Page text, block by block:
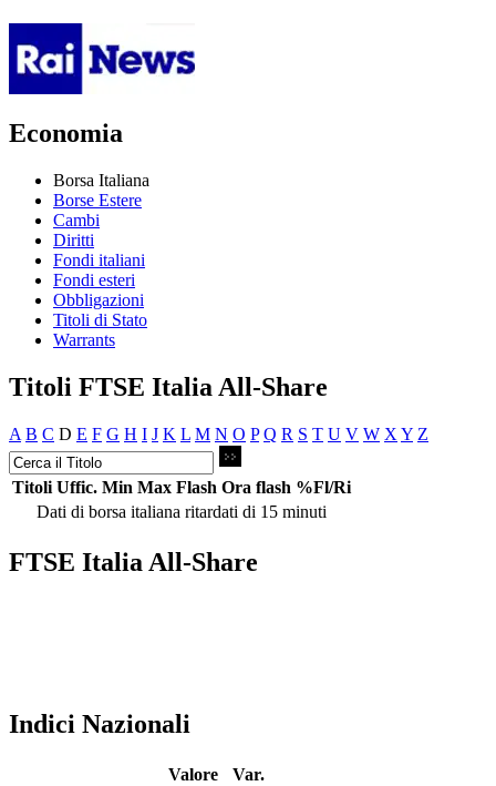
Economia
Borsa Italiana
Borse Estere
Cambi
Diritti
Fondi italiani
Fondi esteri
Obbligazioni
Titoli di Stato
Warrants
Titoli FTSE Italia All-Share
A B C D E F G H I J K L M N O P Q R S T U V W X Y Z
Titoli Uffic. Min Max Flash Ora flash %Fl/Ri
Dati di borsa italiana ritardati di 15 minuti
FTSE Italia All-Share
Indici Nazionali
Valore
Var.